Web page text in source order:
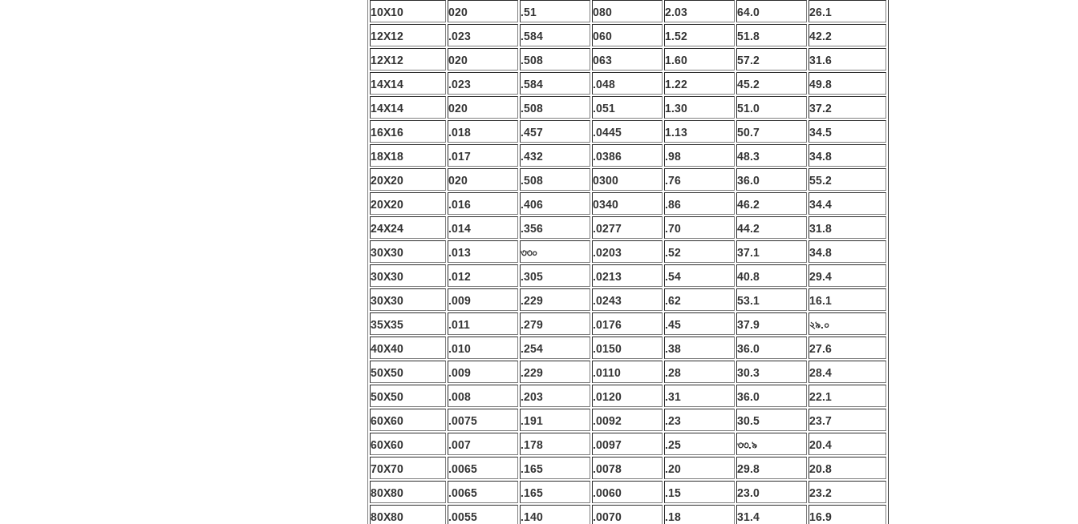
10X10
020 .51 080 2.03 64.0
26.1
12X12
.023 .584 060 1.52 51.8
42.2
12X12
020 .508 063 1.60 57.2
31.6
14X14
.023 .584 .048 1.22 45.2
49.8
14X14
020 .508 .051 1.30 51.0
37.2
16X16
.018 .457 .0445 1.13 50.7
34.5
18X18
.017 .432 .0386 .98 48.3
34.8
20X20
020 .508 0300 .76 36.0
55.2
20X20
.016 .406 0340 .86 46.2
34.4
24X24
.014 .356 .0277 .70 44.2
31.8
30X30
.013 ৩৩০ .0203 .52 37.1
34.8
30X30
.012 .305 .0213 .54 40.8
29.4
30X30
.009 .229 .0243 .62 53.1
16.1
35X35
.011 .279 .0176 .45 37.9
২৯.০
40X40
.010 .254 .0150 .38 36.0
27.6
50X50
.009 .229 .0110 .28 30.3
28.4
50X50
.008 .203 .0120 .31 36.0
22.1
60X60
.0075 .191 .0092 .23 30.5
23.7
60X60
.007 .178 .0097 .25 ৩৩.৯
20.4
70X70
.0065 .165 .0078 .20 29.8
20.8
80X80
.0065 .165 .0060 .15 23.0
23.2
80X80
.0055 .140 .0070 .18 31.4
16.9